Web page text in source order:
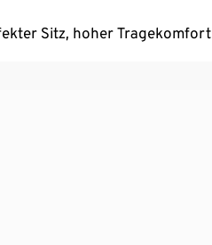
Sitz, hoher Tragekomfort